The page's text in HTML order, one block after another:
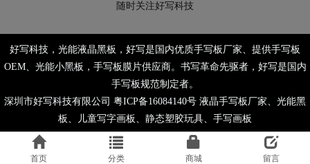
随时关注好写科技
好写科技，光能液晶黑板，好写是国内优质手写板厂家、提供手写板
OEM、 光能小黑板 ，手写板膜片供应商。书写革命先驱者，好写是国内
手写板规范制定者。
深圳市好写科技有限公司 粤ICP备16084140号 液晶手写板厂家、 光能黑
板 、 儿童写字画板 、静态塑胶玩具、手写画板
CopyRight © 2016
www.how-show.com All Rights Reserved. English
站地图
RSS
首页 分类 商城 留言